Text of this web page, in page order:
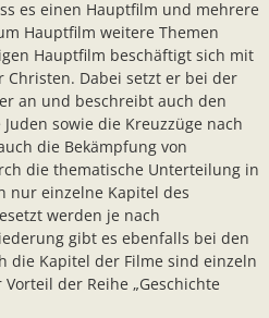
es einen Hauptfilm und mehrere
Hauptfilm weitere Themen
Hauptfilm beschäftigt sich mit
Dabei setzt er bei der
an und beschreibt auch den
sowie die Kreuzzüge nach
die Bekämpfung von
die thematische Unterteilung in
nur einzelne Kapitel des
werden je nach
gibt es ebenfalls bei den
die Kapitel der Filme sind einzeln
der Reihe „Geschichte